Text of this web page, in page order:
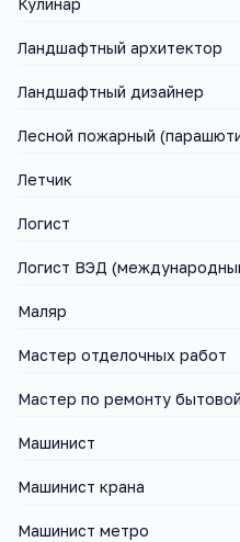
Кулинар
Ландшафтный архитектор
Ландшафтный дизайнер
Лесной пожарный
Летчик
Логист
Логист ВЭД
Маляр
Мастер отделочных работ
Мастер по ремонту
Машинист
Машинист крана
Машинист метро